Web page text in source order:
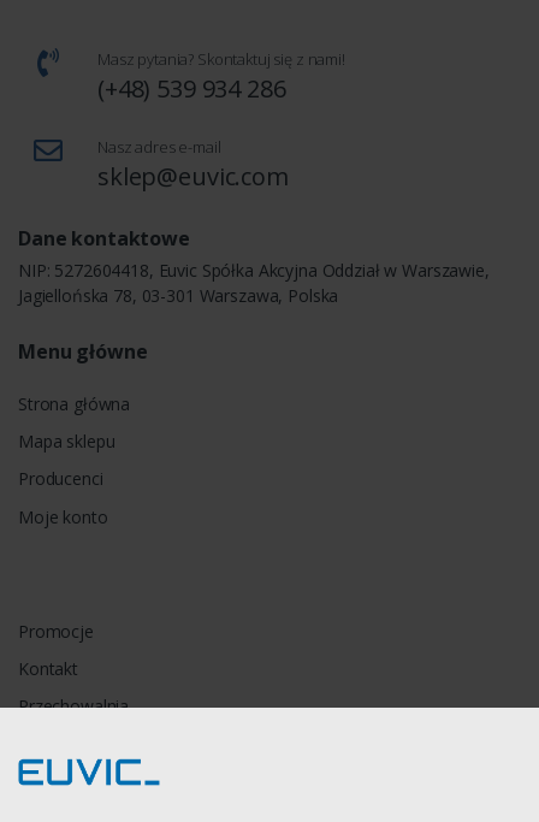
Masz pytania? Skontaktuj się z nami!
(+48) 539 934 286
Nasz adres e-mail
sklep@euvic.com
Dane kontaktowe
NIP: 5272604418, Euvic Spółka Akcyjna Oddział w Warszawie,
Jagiellońska 78, 03-301 Warszawa, Polska
Menu główne
Strona główna
Mapa sklepu
Producenci
Moje konto
Promocje
Kontakt
Przechowalnia